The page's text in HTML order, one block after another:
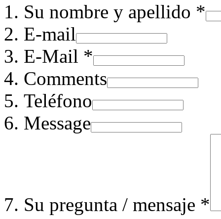
Su nombre y apellido *
E-mail
E-Mail *
Comments
Teléfono
Message
Su pregunta / mensaje *